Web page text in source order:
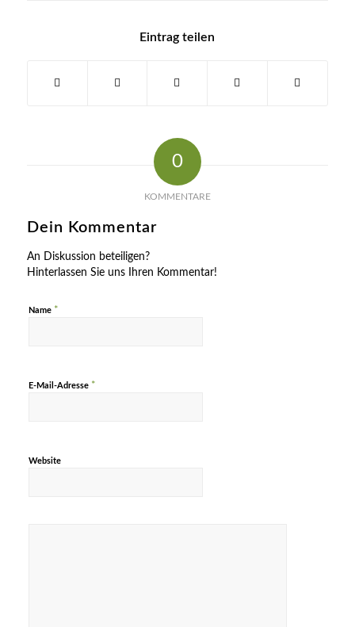
Eintrag teilen
0
KOMMENTARE
Dein Kommentar
An Diskussion beteiligen?
Hinterlassen Sie uns Ihren Kommentar!
Name *
E-Mail-Adresse *
Website